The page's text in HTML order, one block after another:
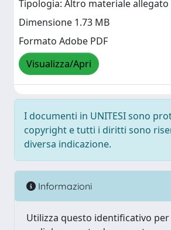
Tipologia: Altro materiale allegato
Dimensione 1.73 MB
Formato Adobe PDF
Visualizza/Apri
I documenti in UNITESI sono
copyright e tutti i diritti sono
diversa indicazione.
Informazioni
Utilizza questo identificativo